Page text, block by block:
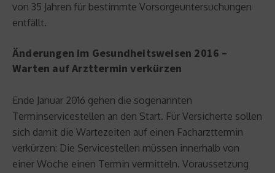
von 35 Jahren für bestimmte Vorsorgeuntersuchungen
entfällt.
Änderungen im Gesundheitsweisen 2016 –
Warten auf Arzttermin verkürzen
Ende Januar 2016 gehen die sogenannten
Terminservicestellen an den Start. Für Versicherte sollen
sich damit die Wartezeiten auf einen Facharzttermin
verkürzen: Die Servicestellen müssen innerhalb von
einer Woche einen Termin vermitteln. Voraussetzung